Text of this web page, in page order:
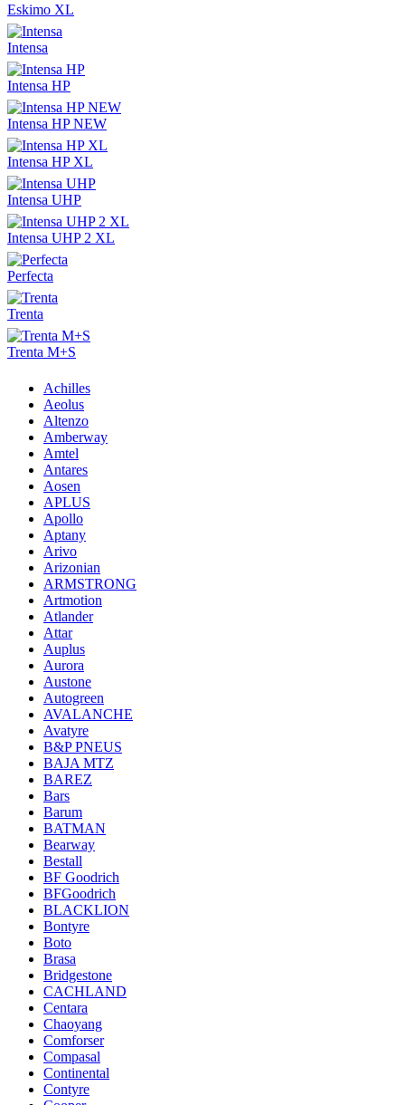
Eskimo XL
Intensa
Intensa HP
Intensa HP NEW
Intensa HP XL
Intensa UHP
Intensa UHP 2 XL
Perfecta
Trenta
Trenta M+S
Achilles
Aeolus
Altenzo
Amberway
Amtel
Antares
Aosen
APLUS
Apollo
Aptany
Arivo
Arizonian
ARMSTRONG
Artmotion
Atlander
Attar
Auplus
Aurora
Austone
Autogreen
AVALANCHE
Avatyre
B&P PNEUS
BAJA MTZ
BAREZ
Bars
Barum
BATMAN
Bearway
Bestall
BF Goodrich
BFGoodrich
BLACKLION
Bontyre
Boto
Brasa
Bridgestone
CACHLAND
Centara
Chaoyang
Comforser
Compasal
Continental
Contyre